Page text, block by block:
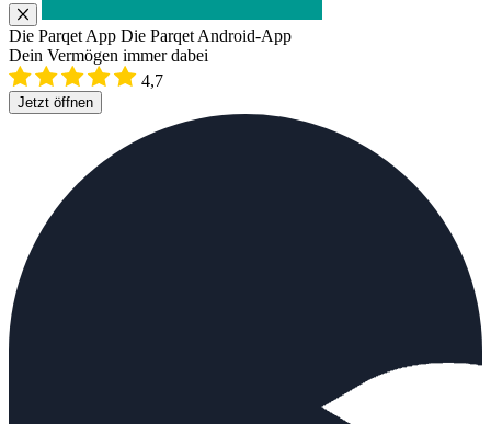
Die Parqet App Die Parqet Android-App
Dein Vermögen immer dabei
4,7
Jetzt öffnen